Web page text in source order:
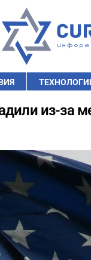
из-за